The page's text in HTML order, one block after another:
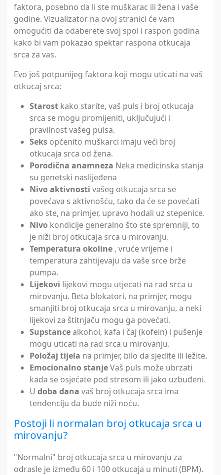
faktora, posebno da li ste muškarac ili žena i vaše
godine. Vizualizator na ovoj stranici će vam
omogućiti da odaberete svoj spol i raspon godina
kako bi vam pokazao spektar raspona otkucaja
srca za vas.
Evo još potpunijeg faktora koji mogu uticati na vaš
otkucaj srca:
Starost kako starite, vaš puls i broj otkucaja
srca se mogu promijeniti, uključujući i
pravilnost vašeg pulsa.
Seks općenito muškarci imaju veći broj
otkucaja srca od žena.
Porodična anamneza Neka medicinska stanja
su genetski naslijeđena
Nivo aktivnosti vašeg otkucaja srca se
povećava s aktivnošću, tako da će se povećati
ako ste, na primjer, upravo hodali uz stepenice.
Nivo kondicije generalno što ste spremniji, to
je niži broj otkucaja srca u mirovanju.
Temperatura okoline , vruće vrijeme i
temperatura zahtijevaju da vaše srce brže
pumpa.
Lijekovi lijekovi mogu utjecati na rad srca u
mirovanju. Beta blokatori, na primjer, mogu
smanjiti broj otkucaja srca u mirovanju, a neki
lijekovi za štitnjaču mogu ga povećati.
Supstancealkohol, kafa i čaj (kofein) i pušenje
mogu uticati na rad srca u mirovanju.
Položaj tijela na primjer, bilo da sjedite ili ležite.
Emocionalno stanjeVaš puls može ubrzati
kada se osjećate pod stresom ili jako uzbuđeni.
U doba dana vaš broj otkucaja srca ima
tendenciju da bude niži noću.
Postoji li normalan broj otkucaja srca u
mirovanju?
"Normalni" broj otkucaja srca u mirovanju za
odrasle je između 60 i 100 otkucaja u minuti (BPM).